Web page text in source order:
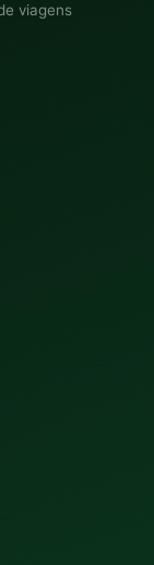
viagens